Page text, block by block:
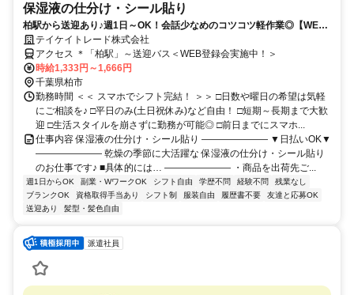
保湿液の仕分け・シール貼り
柏駅から送迎あり♪週1日～OK！会話少なめのコツコツ軽作業◎【WEB
登録会実施中】
テイケイトレード株式会社
アクセス ＊「柏駅」～送迎バス＜WEB登録会実施中！＞
時給1,333円～1,666円
千葉県柏市
勤務時間 ＜＜ スマホでシフト完結！ ＞＞ □日数や曜日の希望は気軽
にご相談を♪ □平日のみ(土日祝休み)など自由！ □短期～長期まで大歓
迎 □生活スタイルを崩さずに勤務が可能◎ □前日までにスマホ...
仕事内容 保湿液の仕分け・シール貼り ――――――― ▼日払いOK▼
――――――― 乾燥の季節に大活躍な 保湿液の仕分け・シール貼り
のお仕事です♪ ■具体的には… ――――――― ・商品を出荷先ご...
週1日からOK 副業・WワークOK シフト自由 学歴不問 経験不問
残業なし
ブランクOK
資格取得手当あり シフト制 服装自由 履歴書不要
友達と応募OK
送迎あり
髪型・髪色自由
派遣社員